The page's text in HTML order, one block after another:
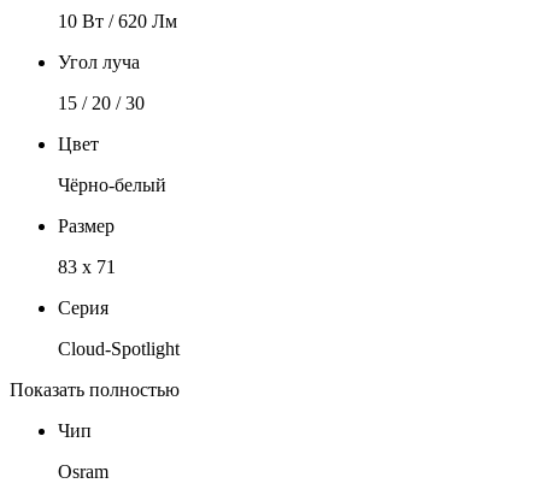
10 Вт / 620 Лм
Угол луча
15 / 20 / 30
Цвет
Чёрно-белый
Размер
83 x 71
Серия
Cloud-Spotlight
Показать полностью
Чип
Osram